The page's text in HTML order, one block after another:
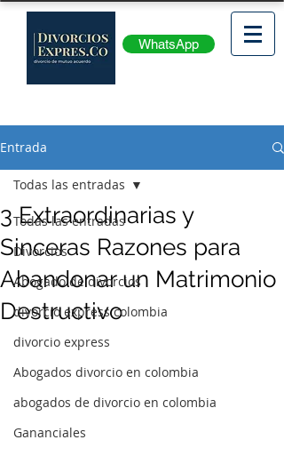
WhatsApp
Entrada
Todas las entradas
Divorcios
Abogado de divorcios
divorcio express colombia
divorcio express
Abogados divorcio en colombia
abogados de divorcio en colombia
Gananciales
Todas las entradas
3 Extraordinarias y
Sinceras Razones para
Abandonar un Matrimonio
Destructivo